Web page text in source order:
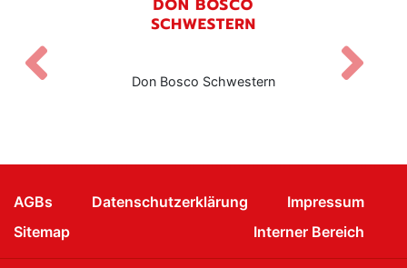
Don Bosco Schwestern
Zurück
AGBs Datenschutzerklärung
Impressum
Sitemap
Interner Bereich